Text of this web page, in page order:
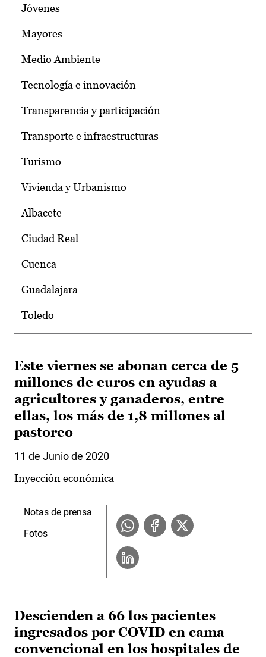
Jóvenes
Mayores
Medio Ambiente
Tecnología e innovación
Transparencia y participación
Transporte e infraestructuras
Turismo
Vivienda y Urbanismo
Albacete
Ciudad Real
Cuenca
Guadalajara
Toledo
Este viernes se abonan cerca de 5
millones de euros en ayudas a
agricultores y ganaderos, entre
ellas, los más de 1,8 millones al
pastoreo
11 de Junio de 2020
Inyección económica
Notas de prensa
Fotos
Descienden a 66 los pacientes
ingresados por COVID en cama
convencional en los hospitales de